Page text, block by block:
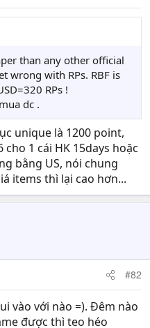
than any other official
wrong with RPs. RBF is
RPs !
dc .
unique là 1200 point,
1 cái HK 15days hoặc
bằng US, nói chung
items thì lại cao hơn...
#82
vào với nào =). Đêm nào
được thì teo héo